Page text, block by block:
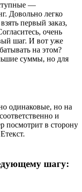
—
Довольно легко
первый заказ,
очень
шаг. И вот уже
на этом?
суммы, но для
одинаковые, но на
и
посмотрит в сторону
шагу: